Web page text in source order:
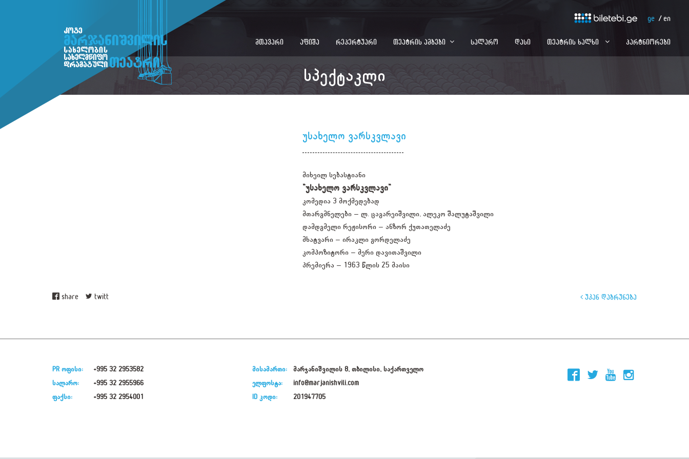
ge en
მთავარი აფიშა რეპერტუარი თეატრის ამბები სალარო დასი თეატრის ხალხი პარტნიორები
სპექტაკლი
უსახელო ვარსკვლავი
მიხეილ სებასტიანი
"უსახელო ვარსკვლავი"
კომედია 3 მოქმედებად
მთარგმნელები – ლ. ცაგარეიშვილი, ალეკო შალუტაშვილი
დამდგმელი რეჟისორი – ანზორ ქუთათელაძე
მხატვარი – ირაკლი გორდელაძე
კომპოზიტორი – მერი დავითაშვილი
პრემიერა – 1963 წლის 25 მაისი
share twitt უკან დაბრუნება
PR ოფისი:
+995 32 2953582
სალარო:
+995 32 2955966
ფაქსი:
+995 32 2954001
მისამართი:
მარჯანიშვილის 8, თბილისი, საქართველო
ელფოსტა:
info@marjanishvili.com
ID კოდი:
201947705